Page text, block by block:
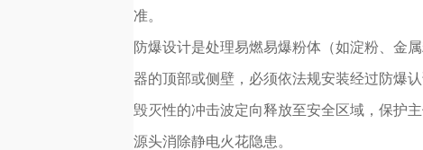
准。
防爆设计是处理易燃易爆粉体（如淀粉、金
器的顶部或侧壁，必须依法规安装经过防爆
毁灭性的冲击波定向释放至安全区域，保护
源头消除静电火花隐患。